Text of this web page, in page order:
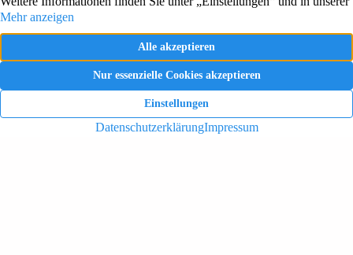
Haus Boeckelt
Preise & Zimmer
Gemeinschaftsräume
Wichtiges
Über uns
Karriere
Impressum